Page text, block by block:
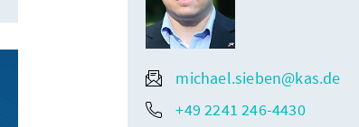
michael.sieben@kas.de
+49 2241 246-4430